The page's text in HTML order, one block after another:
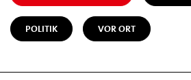
POLITIK VOR ORT